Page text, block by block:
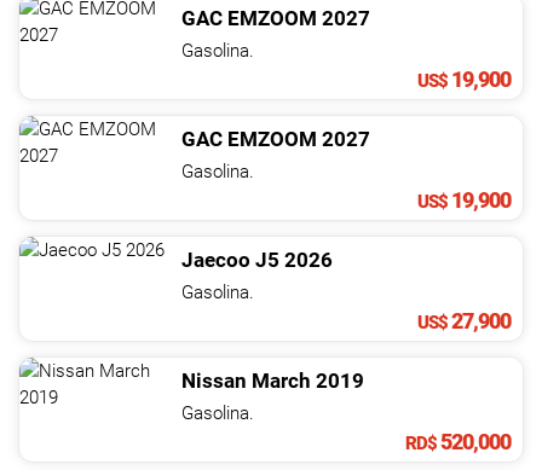
GAC EMZOOM 2027
Gasolina.
US$ 19,900
GAC EMZOOM 2027
Gasolina.
US$ 19,900
Jaecoo J5 2026
Gasolina.
US$27,900
Nissan March 2019
Gasolina.
RD$520,000